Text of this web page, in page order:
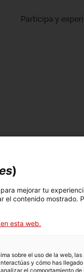
Participa y
)
mejorar tu
el contenido mostrado.
esta web.
sobre el uso de la web,
y cómo has llegado
el comportamiento de